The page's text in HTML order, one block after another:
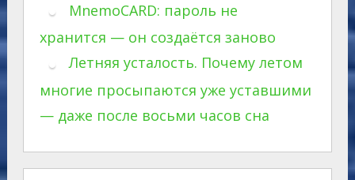
MnemoCARD: пароль не
хранится — он создаётся заново
Летняя усталость. Почему летом
многие просыпаются уже уставшими
— даже после восьми часов сна